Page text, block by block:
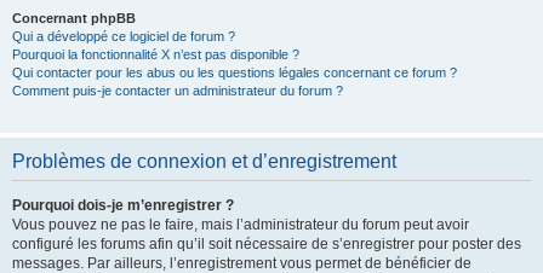
Concernant phpBB
Qui a développé ce logiciel de forum ?
Pourquoi la fonctionnalité X n’est pas disponible ?
Qui contacter pour les abus ou les questions légales concernant ce forum ?
Comment puis-je contacter un administrateur du forum ?
Problèmes de connexion et d’enregistrement
Pourquoi dois-je m’enregistrer ?
Vous pouvez ne pas le faire, mais l’administrateur du forum peut avoir
configuré les forums afin qu’il soit nécessaire de s’enregistrer pour poster des
messages. Par ailleurs, l’enregistrement vous permet de bénéficier de